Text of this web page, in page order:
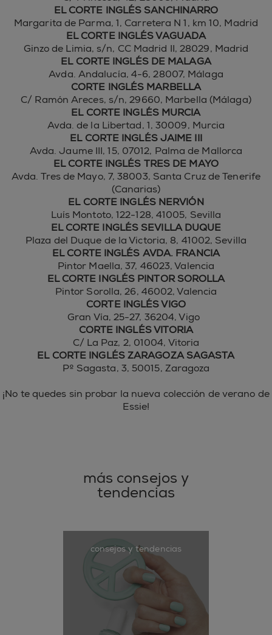
EL CORTE INGLÉS SANCHINARRO
Margarita de Parma, 1, Carretera N 1, km 10, Madrid
EL CORTE INGLÉS VAGUADA
Ginzo de Limia, s/n, CC Madrid II, 28029, Madrid
EL CORTE INGLÉS DE MALAGA
Avda. Andalucía, 4-6, 28007, Málaga
CORTE INGLÉS MARBELLA
C/ Ramón Areces, s/n, 29660, Marbella (Málaga)
EL CORTE INGLÉS MURCIA
Avda. de la Libertad, 1, 30009, Murcia
EL CORTE INGLÉS JAIME III
Avda. Jaume III, 15, 07012, Palma de Mallorca
EL CORTE INGLÉS TRES DE MAYO
Avda. Tres de Mayo, 7, 38003, Santa Cruz de Tenerife
(Canarias)
EL CORTE INGLÉS NERVIÓN
Luís Montoto, 122-128, 41005, Sevilla
EL CORTE INGLÉS SEVILLA DUQUE
Plaza del Duque de la Victoria, 8, 41002, Sevilla
EL CORTE INGLÉS AVDA. FRANCIA
Pintor Maella, 37, 46023, Valencia
EL CORTE INGLÉS PINTOR SOROLLA
Pintor Sorolla, 26, 46002, Valencia
CORTE INGLÉS VIGO
Gran Vía, 25-27, 36204, Vigo
CORTE INGLÉS VITORIA
C/ La Paz, 2, 01004, Vitoria
EL CORTE INGLÉS ZARAGOZA SAGASTA
Pº Sagasta, 3, 50015, Zaragoza
¡No te quedes sin probar la nueva colección de verano de
Essie!
más consejos y
tendencias
consejos y tendencias